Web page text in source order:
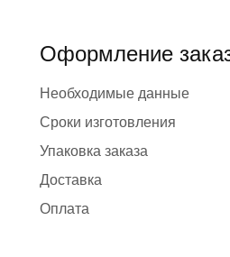
Оформление
Необходимые данные
Сроки изготовления
Упаковка заказа
Доставка
Оплата